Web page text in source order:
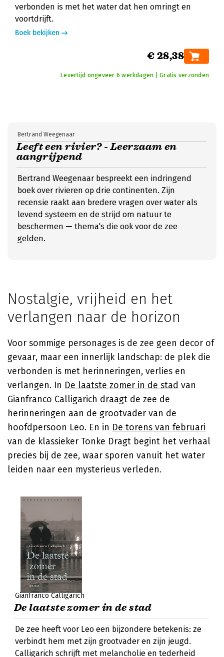
verbonden is met het water dat hen omringt en
voortdrijft.
Boek bekijken
€ 28,38
Levertijd ongeveer 6 werkdagen | Gratis verzonden
Leeft een rivier? - Leerzaam en
aangrijpend
Bertrand Weegenaar
Bertrand Weegenaar bespreekt een indringend
boek over rivieren op drie continenten. Zijn
recensie raakt aan bredere vragen over water als
levend systeem en de strijd om natuur te
beschermen — thema's die ook voor de zee
gelden.
Nostalgie, vrijheid en het
verlangen naar de horizon
Voor sommige personages is de zee geen decor of
gevaar, maar een innerlijk landschap: de plek die
verbonden is met herinneringen, verlies en
verlangen. In De laatste zomer in de stad van
Gianfranco Calligarich draagt de zee de
herinneringen aan de grootvader van de
hoofdpersoon Leo. En in De torens van februari
van de klassieker Tonke Dragt begint het verhaal
precies bij de zee, waar sporen vanuit het water
leiden naar een mysterieus verleden.
Gianfranco Calligarich
De laatste zomer in de stad
De zee heeft voor Leo een bijzondere betekenis: ze
verbindt hem met zijn grootvader en zijn jeugd.
Calligarich schrijft met melancholie en tederheid